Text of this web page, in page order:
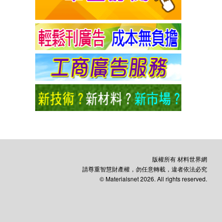
版權所有 材料世界網
請尊重智慧財產權，勿任意轉載，違者依法必究
© Materialsnet 2026. All rights reserved.